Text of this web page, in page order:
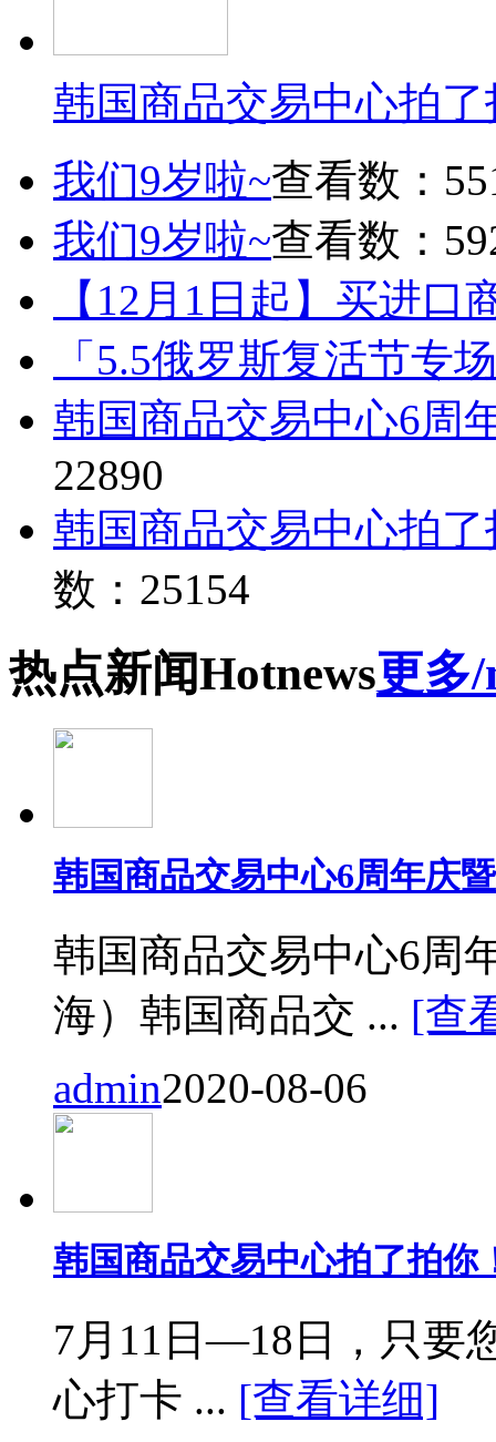
韩国商品交易中心拍
我们9岁啦~查看数：
我们9岁啦~查看数：
【12月1日起】买进口
「5.5俄罗斯复活节专
韩国商品交易中心6周
22890
韩国商品交易中心拍
数：25154
热点新闻Hotnews更多
韩国商品交易中心6周年庆
韩国商品交易中心6周
海）韩国商品交 ... [查
admin2020-08-06
韩国商品交易中心拍了拍你
7月11日—18日，只要
心打卡 ... [查看详细]